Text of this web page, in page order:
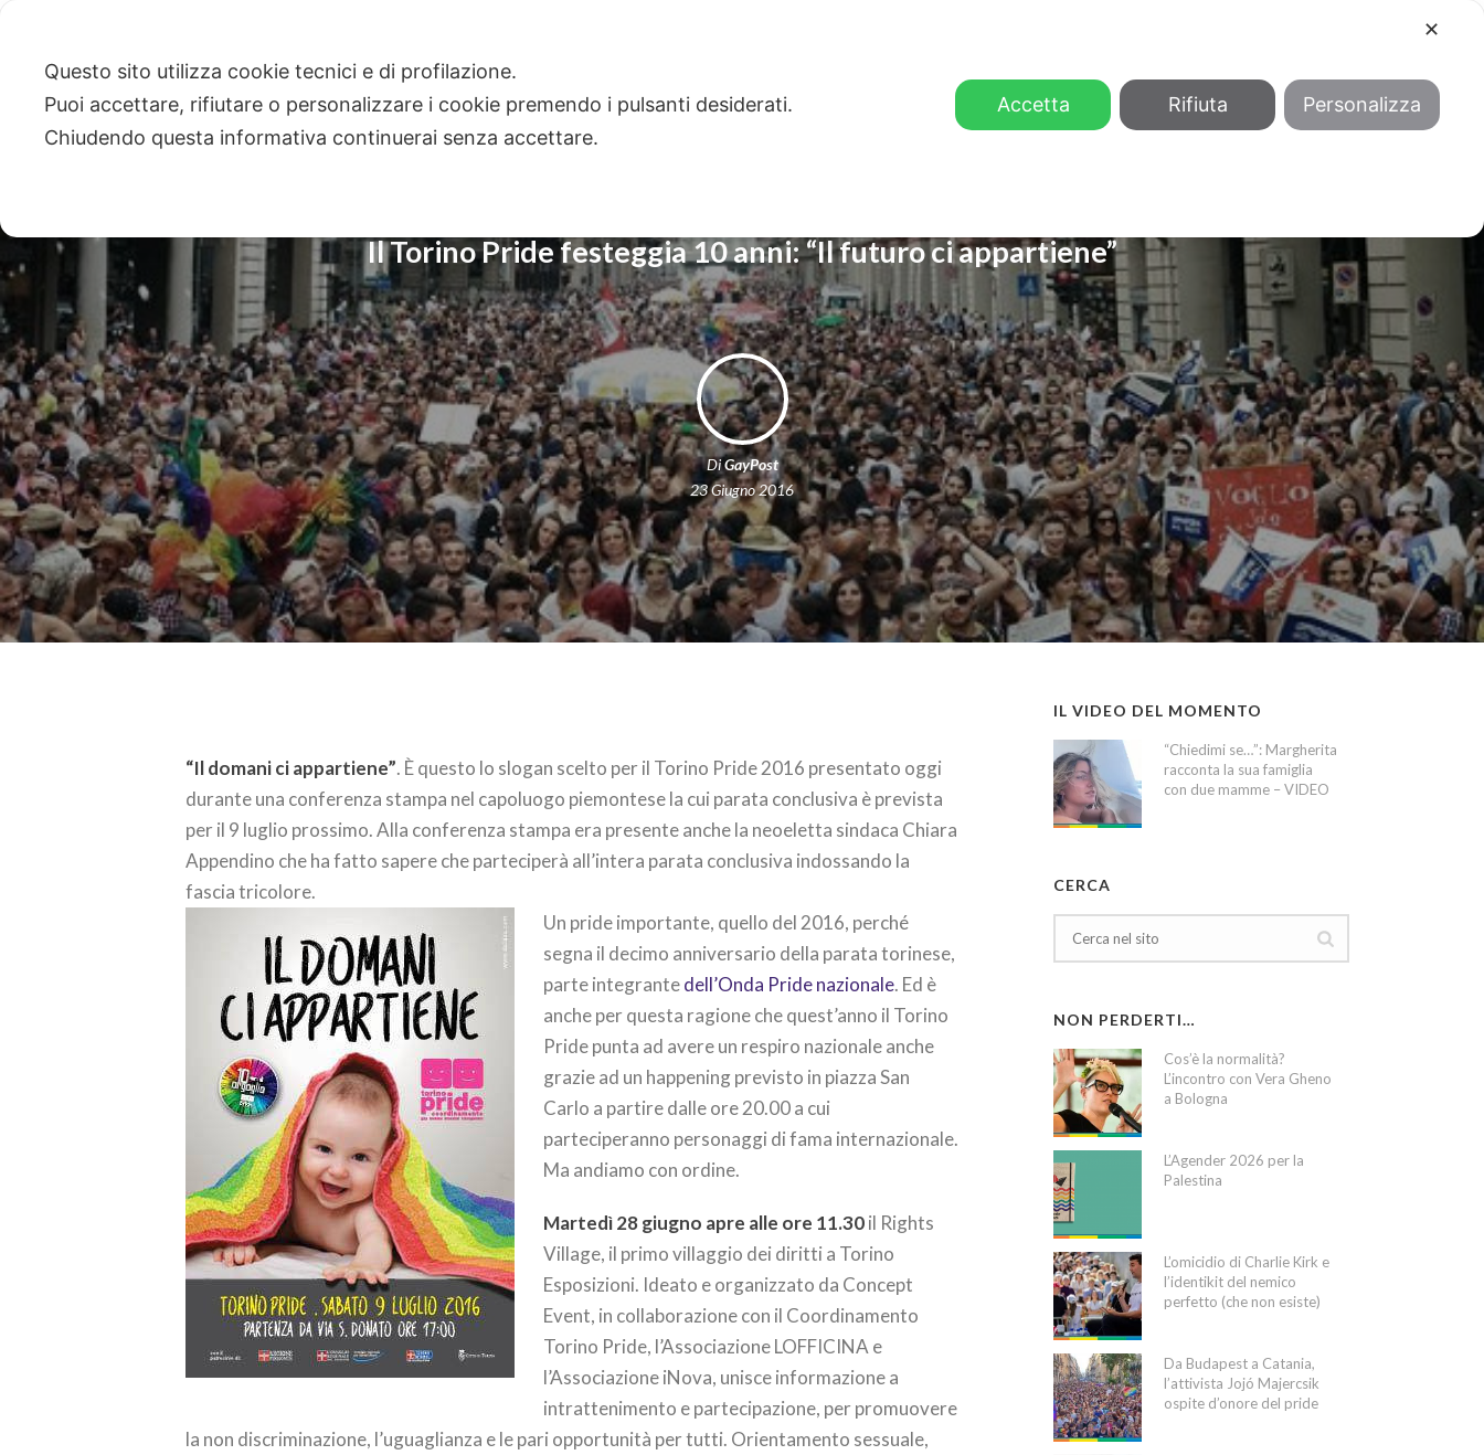
Il Torino Pride festeggia 10 anni: “Il futuro ci appartiene”
DiGayPost
23 Giugno 2016
“Il domani ci appartiene”. È questo lo slogan scelto per il Torino Pride 2016 presentato oggi
durante una conferenza stampa nel capoluogo piemontese la cui parata conclusiva è prevista
per il 9 luglio prossimo. Alla conferenza stampa era presente anche la neoeletta sindaca Chiara
Appendino che ha fatto sapere che parteciperà all’intera parata conclusiva indossando la
fascia tricolore.
Un pride importante, quello del 2016, perché
segna il decimo anniversario della parata torinese,
parte integrantedell’Onda Pride nazionale. Ed è
anche per questa ragione che quest’anno il Torino
Pride punta ad avere un respiro nazionale anche
grazie ad un happening previsto in piazza San
Carlo a partire dalle ore 20.00 a cui
parteciperanno personaggi di fama internazionale.
Ma andiamo con ordine.
Martedì 28 giugno apre alle ore 11.30il Rights
Village, il primo villaggio dei diritti a Torino
Esposizioni. Ideato e organizzato da Concept
Event, in collaborazione con il Coordinamento
Torino Pride, l’Associazione LOFFICINA e
l’Associazione iNova, unisce informazione a
intrattenimento e partecipazione, per promuovere
la non discriminazione, l’uguaglianza e le pari opportunità per tutti. Orientamento sessuale,
IL VIDEO DEL MOMENTO
“Chiedimi se…”: Margherita
racconta la sua famiglia
con due mamme – VIDEO
CERCA
NON PERDERTI…
Cos’è la normalità?
L’incontro con Vera Gheno
a Bologna
L’Agender 2026 per la
Palestina
L’omicidio di Charlie Kirk e
l’identikit del nemico
perfetto (che non esiste)
Da Budapest a Catania,
l’attivista Jojó Majercsik
ospite d’onore del pride
✕
Questo sito utilizza cookie tecnici e di profilazione.
Puoi accettare, rifiutare o personalizzare i cookie premendo i pulsanti desiderati.
Chiudendo questa informativa continuerai senza accettare.
Accetta Rifiuta Personalizza